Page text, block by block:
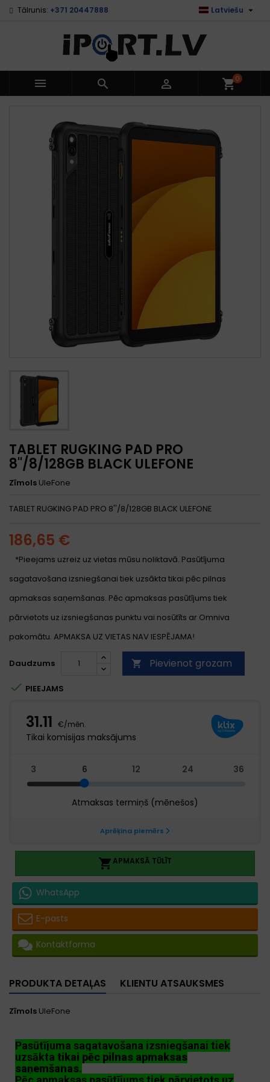
Tālrunis: +371 20447888 Latviešu 
   shopping_cart0
TABLET RUGKING PAD PRO
8''/8/128GB BLACK ULEFONE
Zīmols UleFone
TABLET RUGKING PAD PRO 8''/8/128GB BLACK ULEFONE
186,65 €
*Pieejams uzreiz uz vietas mūsu noliktavā. Pasūtījuma
sagatavošana izsniegšanai tiek uzsākta tikai pēc pilnas
apmaksas saņemšanas. Pēc apmaksas pasūtījums tiek
pārvietots uz izsniegšanas punktu vai nosūtīts ar Omniva
pakomātu. APMAKSA UZ VIETAS NAV IESPĒJAMA!
Daudzums  Pievienot grozam
 PIEEJAMS
APMAKSĀ TŪLĪT
WhatsApp
E-pasts
Kontaktforma
PRODUKTA DETAĻAS KLIENTU ATSAUKSMES
Zīmols UleFone
Pasūtījuma sagatavošana izsniegšanai tiek
uzsākta tikai pēc pilnas apmaksas
saņemšanas.